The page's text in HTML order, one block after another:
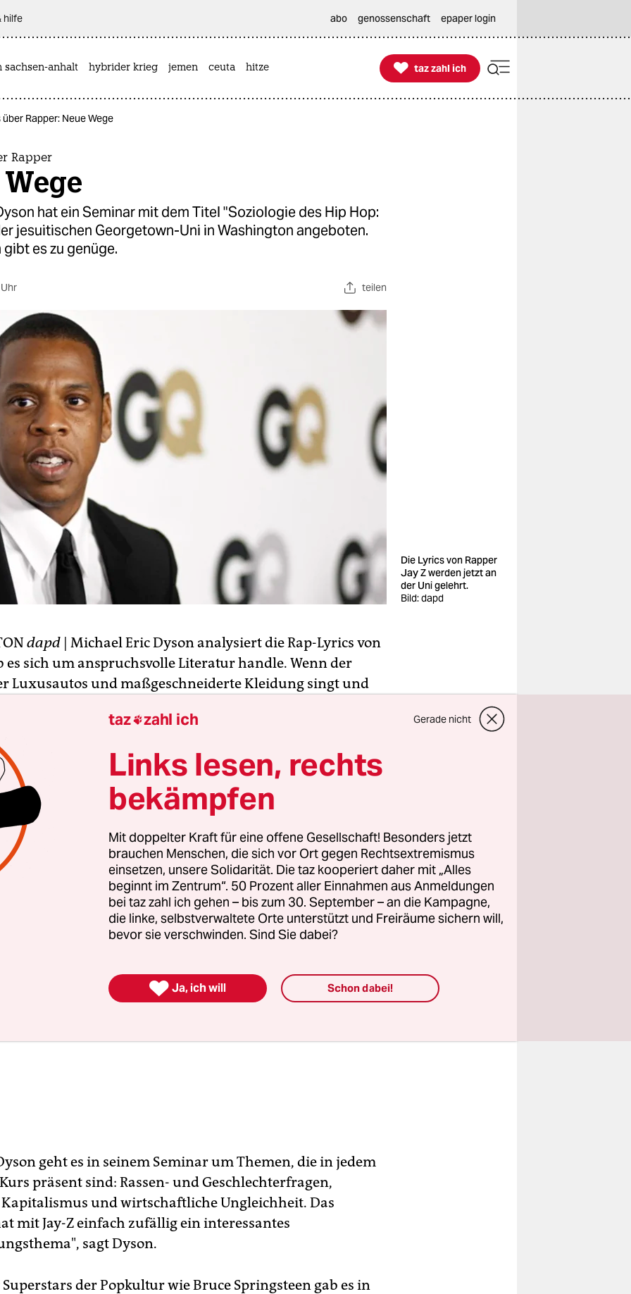
hilfe abo genossenschaft epaper login
sachsen-anhalt hybrider krieg jemen ceuta hitze 
taz zahl ich
taz zahl ich
über Rapper: Neue Wege
Rapper
hat ein Seminar mit dem Titel "Soziologie des Hip Hop:
jesuitischen Georgetown-Uni in Washington angeboten.
es zu genüge.
teilen
Die Lyrics von Rapper
Jay Z werden jetzt an
der Uni gelehrt.
Bild: dapd
dapd | Michael Eric Dyson analysiert die Rap-Lyrics von
es sich um anspruchsvolle Literatur handle. Wenn der
Luxusautos und maßgeschneiderte Kleidung singt und
darin aber auch prägnante soziale Kommentare. Dyson ist
Schriftsteller sowie Radio- und Fernsehmoderator, der
Georgetown-Universität gerade ein sehr beliebtes
Jay-Z und dessen Karriere angeboten hat.
des Hip Hop: Jay-Z" ist vielleicht ungewöhnlich an
Hochschule, die vor allem von Weißen besucht wird
Absolventen der frühere US-Präsident Bill Clinton zählt.
geht es in seinem Seminar um Themen, die in jedem
präsent sind: Rassen- und Geschlechterfragen,
und wirtschaftliche Ungleichheit. Das
mit Jay-Z einfach zufällig ein interessantes
sagt Dyson.
der Popkultur wie Bruce Springsteen gab es in
taz zahl ich Gerade nicht
Links lesen, rechts
bekämpfen
Mit doppelter Kraft für eine offene Gesellschaft! Besonders jetzt
brauchen Menschen, die sich vor Ort gegen Rechtsextremismus
einsetzen, unsere Solidarität. Die taz kooperiert daher mit „Alles
beginnt im Zentrum“. 50 Prozent aller Einnahmen aus Anmeldungen
bei taz zahl ich gehen – bis zum 30. September – an die Kampagne,
die linke, selbstverwaltete Orte unterstützt und Freiräume sichern will,
bevor sie verschwinden. Sind Sie dabei?
 Ja, ich will Schon dabei!